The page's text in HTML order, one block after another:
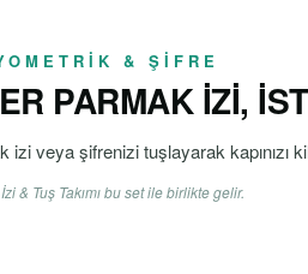
& ŞİFRE
PARMAK İZİ,
izi veya şifrenizi tuşlayarak kapınızı
& Tuş Takımı bu set ile birlikte gelir.